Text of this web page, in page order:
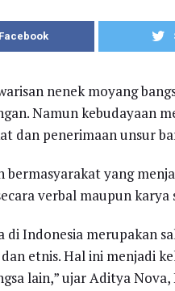
nenek moyang
Namun kebudayaan
dan penerimaan unsur
bermasyarakat yang
verbal maupun karya
di Indonesia merupakan
etnis. Hal ini menjadi
lain,” ujar Aditya